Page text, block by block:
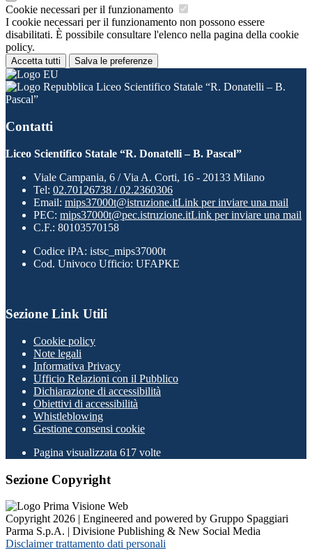
Cookie necessari per il funzionamento
I cookie necessari per il funzionamento non possono essere
disabilitati. È possibile consultare l'elenco nella pagina della cookie
policy.
Accetta tutti Salva le preferenze
Liceo Scientifico Statale “R. Donatelli – B.
Pascal”
Contatti
Liceo Scientifico Statale “R. Donatelli – B. Pascal”
Viale Campania, 6 / Via A. Corti, 16 - 20133 Milano
Tel: 02.70126738 / 02.2360306
Email: mips37000t@istruzione.itLink per inviare una mail
PEC: mips37000t@pec.istruzione.itLink per inviare una mail
C.F.: 80103570158
Codice iPA: istsc_mips37000t
Cod. Univoco Ufficio: UFAPKE
Sezione Link Utili
Cookie policy
Note legali
Informativa Privacy
Ufficio Relazioni con il Pubblico
Dichiarazione di accessibilità
Obiettivi di accessibilità
Whistleblowing
Gestione consensi cookie
Pagina visualizzata 617 volte
Sezione Copyright
Copyright 2026 | Engineered and powered by Gruppo Spaggiari
Parma S.p.A. | Divisione Publishing & New Social Media
Disclaimer trattamento dati personali